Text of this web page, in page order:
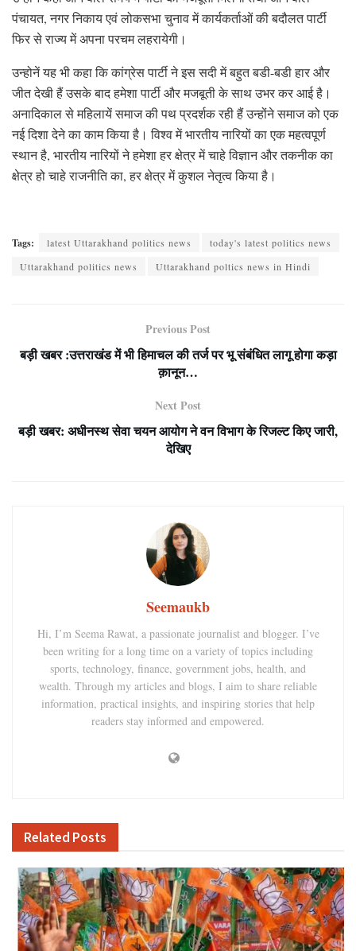
पंचायत, नगर निकाय एवं लोकसभा चुनाव में कार्यकर्ताओं की बदौलत पार्टी
फिर से राज्य में अपना परचम लहरायेगी।
उन्होनें यह भी कहा कि कांग्रेस पार्टी ने इस सदी में बहुत बडी-बडी हार और
जीत देखी हैं उसके बाद हमेशा पार्टी और मजबूती के साथ उभर कर आई है।
अनादिकाल से महिलायें समाज की पथ प्रदर्शक रही हैं उन्होंने समाज को एक
नई दिशा देने का काम किया है। विश्व में भारतीय नारियों का एक महत्वपूर्ण
स्थान है, भारतीय नारियों ने हमेशा हर क्षेत्र में चाहे विज्ञान और तकनीक का
क्षेत्र हो चाहे राजनीति का, हर क्षेत्र में कुशल नेतृत्व किया है।
Tags: latest Uttarakhand politics news
today's latest politics news
Uttarakhand politics news
Uttarakhand poltics news in Hindi
Previous Post
बड़ी खबर :उत्तराखंड में भी हिमाचल की तर्ज पर भू संबंधित लागू होगा कड़ा
क़ानून…
Next Post
बड़ी खबर: अधीनस्थ सेवा चयन आयोग ने वन विभाग के रिजल्ट किए जारी,
देखिए
Seemaukb
Hi, I’m Seema Rawat, a passionate journalist and blogger. I’ve
been writing for a long time on a variety of topics including
sports, technology, finance, government jobs, health, and
wealth. Through my articles and blogs, I aim to share reliable
information, practical insights, and inspiring stories that help
readers stay informed and empowered.
Related Posts